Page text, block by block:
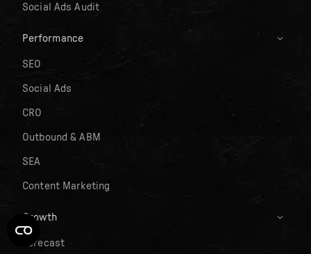
Social Ads Audit
Performance
SEO
Social Ads
CRO
Outbound & ABM
SEA
Content Marketing
Growth
Forecast